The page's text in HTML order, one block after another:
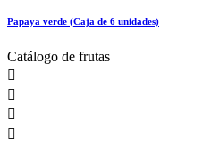
Papaya verde (Caja de 6 unidades)
Catálogo de frutas



